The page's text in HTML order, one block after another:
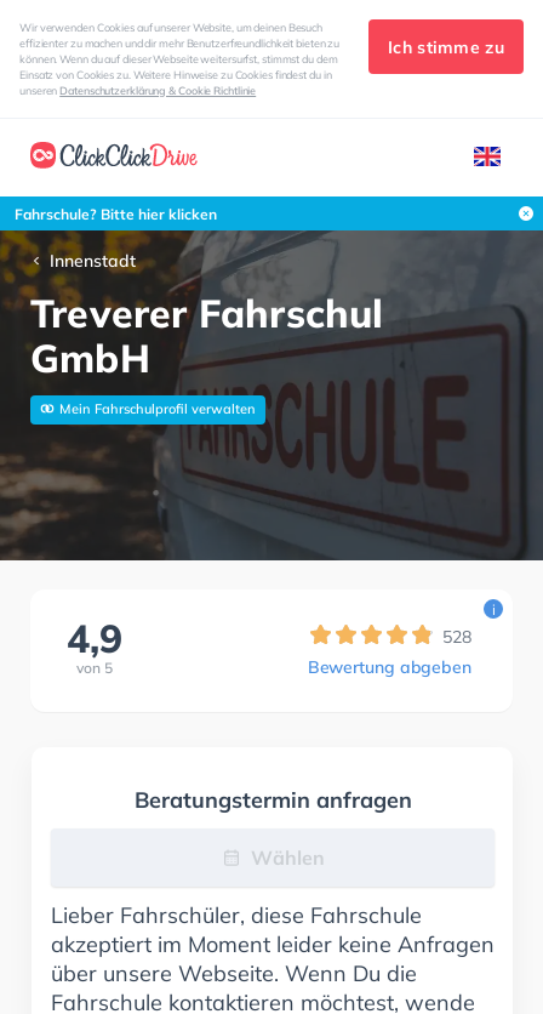
Wir verwenden Cookies auf unserer Website, um deinen Besuch
effizienter zu machen und dir mehr Benutzerfreundlichkeit bieten zu
können. Wenn du auf dieser Webseite weitersurfst, stimmst du dem
Einsatz von Cookies zu. Weitere Hinweise zu Cookies findest du in
unserenDatenschutzerklärung & Cookie Richtlinie
Ich stimme zu
Fahrschule? Bitte hier klicken
Innenstadt
Treverer Fahrschul
GmbH
Mein Fahrschulprofil verwalten
4,9
von 5
528
Bewertung abgeben
i
Beratungstermin anfragen
Wählen
Lieber Fahrschüler, diese Fahrschule
akzeptiert im Moment leider keine Anfragen
über unsere Webseite. Wenn Du die
Fahrschule kontaktieren möchtest, wende